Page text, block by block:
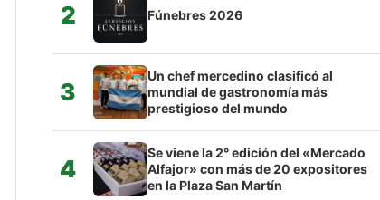
2 Fúnebres 2026
3
Un chef mercedino clasificó al
mundial de gastronomía más
prestigioso del mundo
4
Se viene la 2° edición del «Mercado
Alfajor» con más de 20 expositores
en la Plaza San Martín